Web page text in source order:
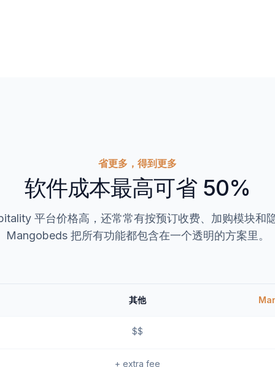
省更多，得到更多
软件成本最高可省 50%
平台价格高，还常常有按预订收费、加购模块和隐
Mangobeds 把所有功能都包含在一个透明的方案里。
其他
$$
+ extra fee